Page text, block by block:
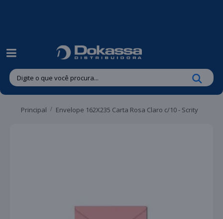
Principal Envelope 162X235 Carta Rosa Claro c/10 - Scrity